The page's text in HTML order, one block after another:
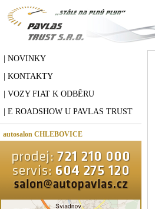
| NOVINKY
| KONTAKTY
| VOZY FIAT K ODBĚRU
| E ROADSHOW U PAVLAS TRUST
autosalon CHLEBOVICE